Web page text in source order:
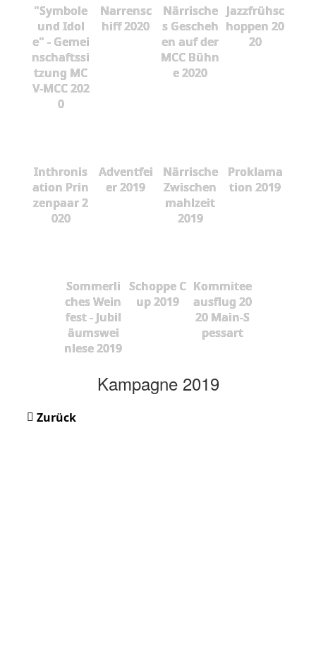
"Symbole
und Idol
e" - Gemei
nschaftssi
tzung MC
V-MCC 202
0
Narrensc
hiff 2020
Närrische
s Gescheh
en auf der
MCC Bühn
e 2020
Jazzfrühsc
hoppen 20
20
Inthronis
ation Prin
zenpaar 2
020
Adventfei
er 2019
Närrische
Zwischen
mahlzeit
2019
Proklama
tion 2019
Sommerli
ches Wein
fest - Jubil
äumswei
nlese 2019
Schoppe C
up 2019
Kommitee
ausflug 20
20 Main-S
pessart
Kampagne 2019
Zurück